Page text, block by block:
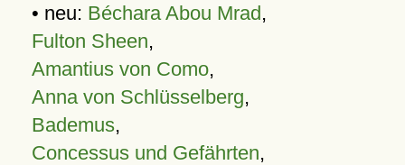
• neu: Béchara Abou Mrad,
Fulton Sheen,
Amantius von Como,
Anna von Schlüsselberg,
Bademus,
Concessus und Gefährten,